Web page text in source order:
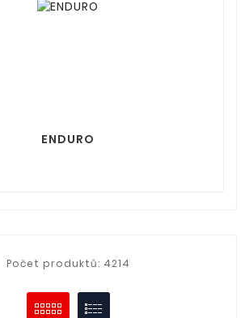
ENDURO
Počet produktů: 4214